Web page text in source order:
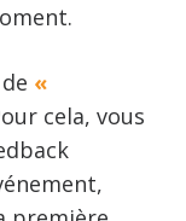
«
cela, vous